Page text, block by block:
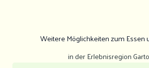
Weitere Möglichkeiten zum Essen
in der Erlebnisregion